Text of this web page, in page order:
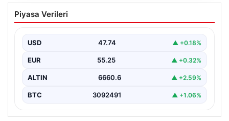
Bahçelievler’de Tahliye Edilen 4 Katlı
Binanın Çökme Anı Kayıtlarda
endişe verici sesler sonrası gece saatlerinde tahliye
edilen dört…
Piyasa Verileri
USD 47.74 ▲ +0.18%
EUR 55.25 ▲ +0.32%
ALTIN 6660.6 ▲ +2.59%
BTC 3092491 ▲ +1.06%